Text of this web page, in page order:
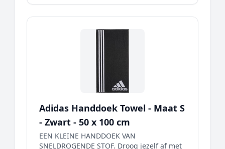
Adidas Handdoek Towel - Maat S
- Zwart - 50 x 100 cm
EEN KLEINE HANDDOEK VAN
SNELDROGENDE STOF. Droog jezelf af met